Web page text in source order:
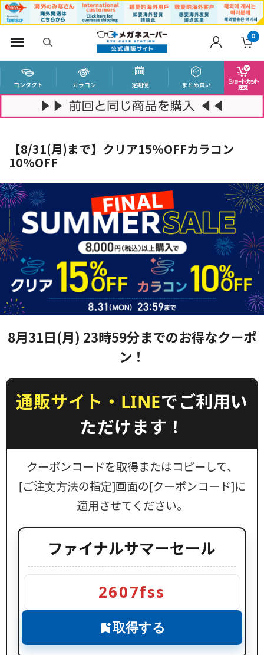
0
コンタクト カラコン 定期便 まとめ買い
【8/31(月)まで】クリア15%OFFカラコン
10%OFF
8月31日(月) 23時59分までのお得なクーポ
ン！
通販サイト・LINEでご利用い
ただけます！
クーポンコードを取得またはコピーして、
[ご注文方法の指定]画面の[クーポンコード]に
適用させてください。
ファイナルサマーセール
2607fss
bookmark_add取得する